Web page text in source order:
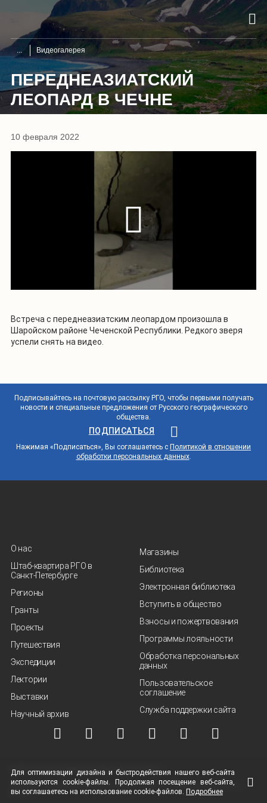
Видеогалерея
ПЕРЕДНЕАЗИАТСКИЙ
ЛЕОПАРД В ЧЕЧНЕ
10 февраля 2022
Встреча с переднеазиатским леопардом произошла в
Шаройском районе Чеченской Республики. Редкого зверя
успели снять на видео.
Подписывайтесь на почтовую рассылку РГО, чтобы первыми получать
новости и специальные предложения от Русского географического
общества.
ПОДПИСАТЬСЯ
Нажимая «Подписаться», Вы соглашаетесь с Политикой в отношении
обработки персональных данных.
О нас
Штаб-квартира РГО в
Санкт‑Петербурге
Регионы
Гранты
Проекты
Путешествия
Экспедиции
Лектории
Выставки
Научный архив
Магазины
Библиотека
Электронная библиотека
Вступить в общество
Взносы и пожертвования
Программы лояльности
Обработка персональных
данных
Пользовательское
соглашение
Служба поддержки сайта
© ВОО "Русское географическое общество", 2013-2026 г.
Условия использования материалов
Политика защиты и обработки персональных
данных
Для оптимизации дизайна и быстродействия нашего веб-сайта
используются cookie-файлы. Продолжая посещение веб-сайта,
вы соглашаетесь на использование cookie-файлов. Подробнее